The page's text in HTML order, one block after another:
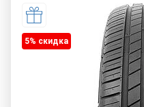
5% cкидка